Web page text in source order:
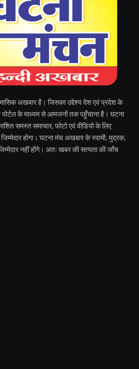
मासिक अखबार है। जिसका उद्देश्य देश एवं प्रदेश के
के माध्यम से आमजनों तक पहुँचाना है। घटना
समस्त समाचार, फोटो एवं वीडियो के लिए
होगा। घटना मंच अखबार के स्वामी, मुद्रक,
नहीं होंगे। अतः खबर की सत्यता की जाँच